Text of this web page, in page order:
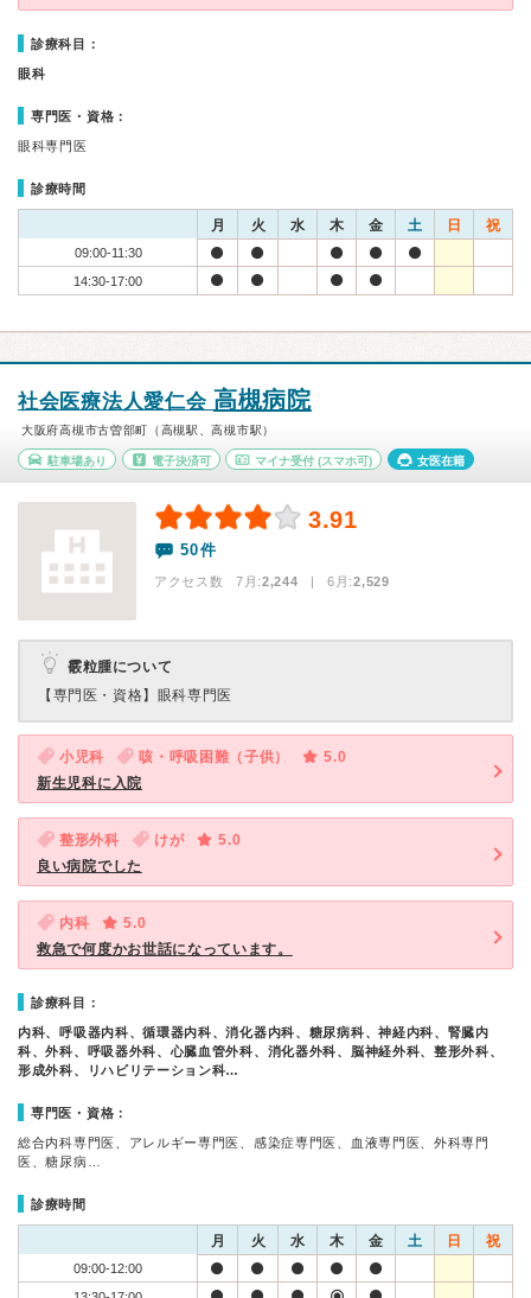
診療科目：
眼科
専門医・資格：
眼科専門医
診療時間
月 火 水 木 金 土 日 祝
09:00-11:30
14:30-17:00
社会医療法人愛仁会 高槻病院
大阪府高槻市古曽部町（高槻駅、高槻市駅）
駐車場あり 電子決済可 マイナ受付 (スマホ可) 女医在籍
3.91
50件
アクセス数 7月:2,244 | 6月:2,529
霰粒腫について
【専門医・資格】 眼科専門医
小児科 咳・呼吸困難（子供）
5.0
新生児科に入院
整形外科 けが
5.0
良い病院でした
内科
5.0
救急で何度かお世話になっています。
診療科目：
内科、呼吸器内科、循環器内科、消化器内科、糖尿病科、神経内科、腎臓内
科、外科、呼吸器外科、心臓血管外科、消化器外科、脳神経外科、整形外科、
形成外科、リハビリテーション科…
専門医・資格：
総合内科専門医、アレルギー専門医、感染症専門医、血液専門医、外科専門
医、糖尿病…
診療時間
月 火 水 木 金 土 日 祝
09:00-12:00